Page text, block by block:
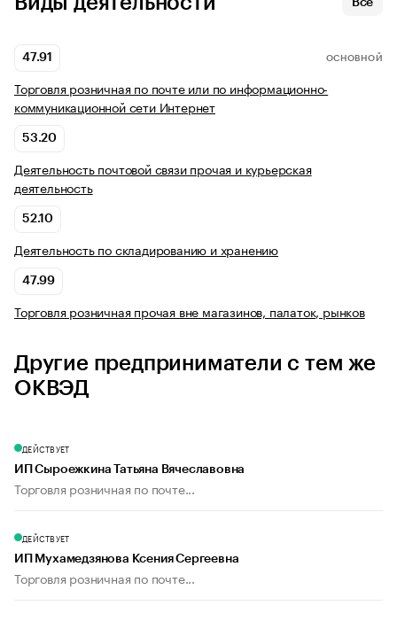
Все
47.91 ОСНОВНОЙ
Торговля розничная по почте или по информационно-
коммуникационной сети Интернет
53.20
Деятельность почтовой связи прочая и курьерская
деятельность
52.10
Деятельность по складированию и хранению
47.99
Торговля розничная прочая вне магазинов, палаток, рынков
Другие предприниматели с тем же
ОКВЭД
ДЕЙСТВУЕТ
ИП Сыроежкина Татьяна Вячеславовна
Торговля розничная по почте...
ДЕЙСТВУЕТ
ИП Мухамедзянова Ксения Сергеевна
Торговля розничная по почте...